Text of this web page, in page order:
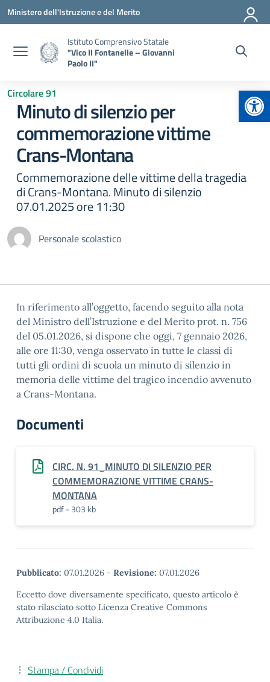
Vai ai contenuti
Vai al menu di navigazione
Vai al footer
Ministero dell'Istruzione e del Merito
Istituto Comprensivo Statale
"Vico II Fontanelle – Giovanni
Paolo II"
Circolare 91
Minuto di silenzio per
commemorazione vittime
Crans-Montana
Commemorazione delle vittime della tragedia
di Crans-Montana. Minuto di silenzio
07.01.2025 ore 11:30
Personale scolastico
In riferimento all’oggetto, facendo seguito alla nota
del Ministro dell’Istruzione e del Merito prot. n. 756
del 05.01.2026, si dispone che oggi, 7 gennaio 2026,
alle ore 11:30, venga osservato in tutte le classi di
tutti gli ordini di scuola un minuto di silenzio in
memoria delle vittime del tragico incendio avvenuto
a Crans-Montana.
Documenti
CIRC. N. 91_MINUTO DI SILENZIO PER
COMMEMORAZIONE VITTIME CRANS-
MONTANA
pdf - 303 kb
Pubblicato: 07.01.2026 - Revisione: 07.01.2026
Eccetto dove diversamente specificato, questo articolo è
stato rilasciato sotto Licenza Creative Commons
Attribuzione 4.0 Italia.
Stampa / Condividi